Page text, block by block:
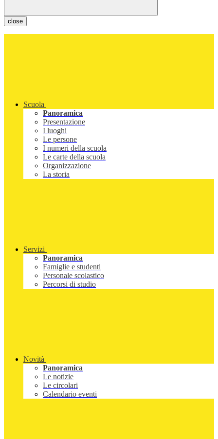
close
Scuola
Panoramica
Presentazione
I luoghi
Le persone
I numeri della scuola
Le carte della scuola
Organizzazione
La storia
Servizi
Panoramica
Famiglie e studenti
Personale scolastico
Percorsi di studio
Novità
Panoramica
Le notizie
Le circolari
Calendario eventi